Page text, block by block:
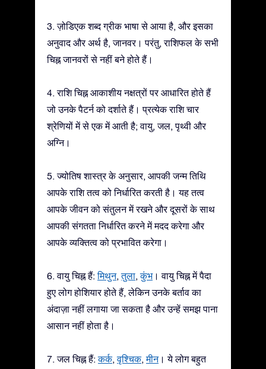
3. ज़ोडिएक शब्द ग्रीक भाषा से आया है, और इसका
अनुवाद और अर्थ है, जानवर। परंतु, राशिफल के सभी
चिह्न जानवरों से नहीं बने होते हैं।
4. राशि चिह्न आकाशीय नक्षत्रों पर आधारित होते हैं
जो उनके पैटर्न को दर्शाते हैं। प्रत्येक राशि चार
श्रेणियों में से एक में आती है; वायु, जल, पृथ्वी और
अग्नि।
5. ज्योतिष शास्त्र के अनुसार, आपकी जन्म तिथि
आपके राशि तत्व को निर्धारित करती है। यह तत्व
आपके जीवन को संतुलन में रखने और दूसरों के साथ
आपकी संगतता निर्धारित करने में मदद करेगा और
आपके व्यक्तित्व को प्रभावित करेगा।
6. वायु चिह्न हैं:मिथुन,तुला,कुंभ। वायु चिह्न में पैदा
हुए लोग होशियार होते हैं, लेकिन उनके बर्ताव का
अंदाज़ा नहीं लगाया जा सकता है और उन्हें समझ पाना
आसान नहीं होता है।
7. जल चिह्न हैं:कर्क,वृश्चिक,मीन। ये लोग बहुत